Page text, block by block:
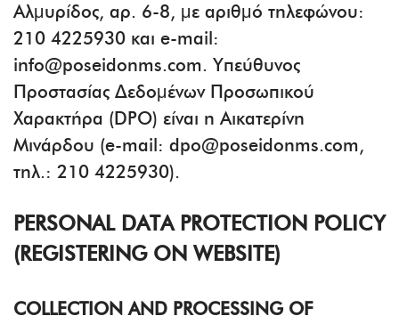
Αλμυρίδος, αρ. 6-8, με αριθμό τηλεφώνου:
210 4225930 και e-mail:
info@poseidonms.com. Υπεύθυνος
Προστασίας Δεδομένων Προσωπικού
Χαρακτήρα (DPO) είναι η Αικατερίνη
Μινάρδου (e-mail: dpo@poseidonms.com,
τηλ.: 210 4225930).
PERSONAL DATA PROTECTION POLICY
(REGISTERING ON WEBSITE)
COLLECTION AND PROCESSING OF